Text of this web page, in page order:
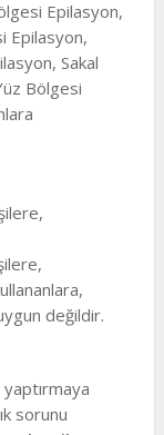
Epilasyon,
Epilasyon,
Sakal
Bölgesi
değildir.
sorunu